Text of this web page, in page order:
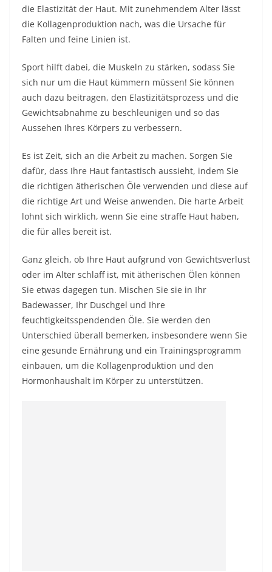
die Elastizität der Haut. Mit zunehmendem Alter lässt
die Kollagenproduktion nach, was die Ursache für
Falten und feine Linien ist.
Sport hilft dabei, die Muskeln zu stärken, sodass Sie
sich nur um die Haut kümmern müssen! Sie können
auch dazu beitragen, den Elastizitätsprozess und die
Gewichtsabnahme zu beschleunigen und so das
Aussehen Ihres Körpers zu verbessern.
Es ist Zeit, sich an die Arbeit zu machen. Sorgen Sie
dafür, dass Ihre Haut fantastisch aussieht, indem Sie
die richtigen ätherischen Öle verwenden und diese auf
die richtige Art und Weise anwenden. Die harte Arbeit
lohnt sich wirklich, wenn Sie eine straffe Haut haben,
die für alles bereit ist.
Ganz gleich, ob Ihre Haut aufgrund von Gewichtsverlust
oder im Alter schlaff ist, mit ätherischen Ölen können
Sie etwas dagegen tun. Mischen Sie sie in Ihr
Badewasser, Ihr Duschgel und Ihre
feuchtigkeitsspendenden Öle. Sie werden den
Unterschied überall bemerken, insbesondere wenn Sie
eine gesunde Ernährung und ein Trainingsprogramm
einbauen, um die Kollagenproduktion und den
Hormonhaushalt im Körper zu unterstützen.